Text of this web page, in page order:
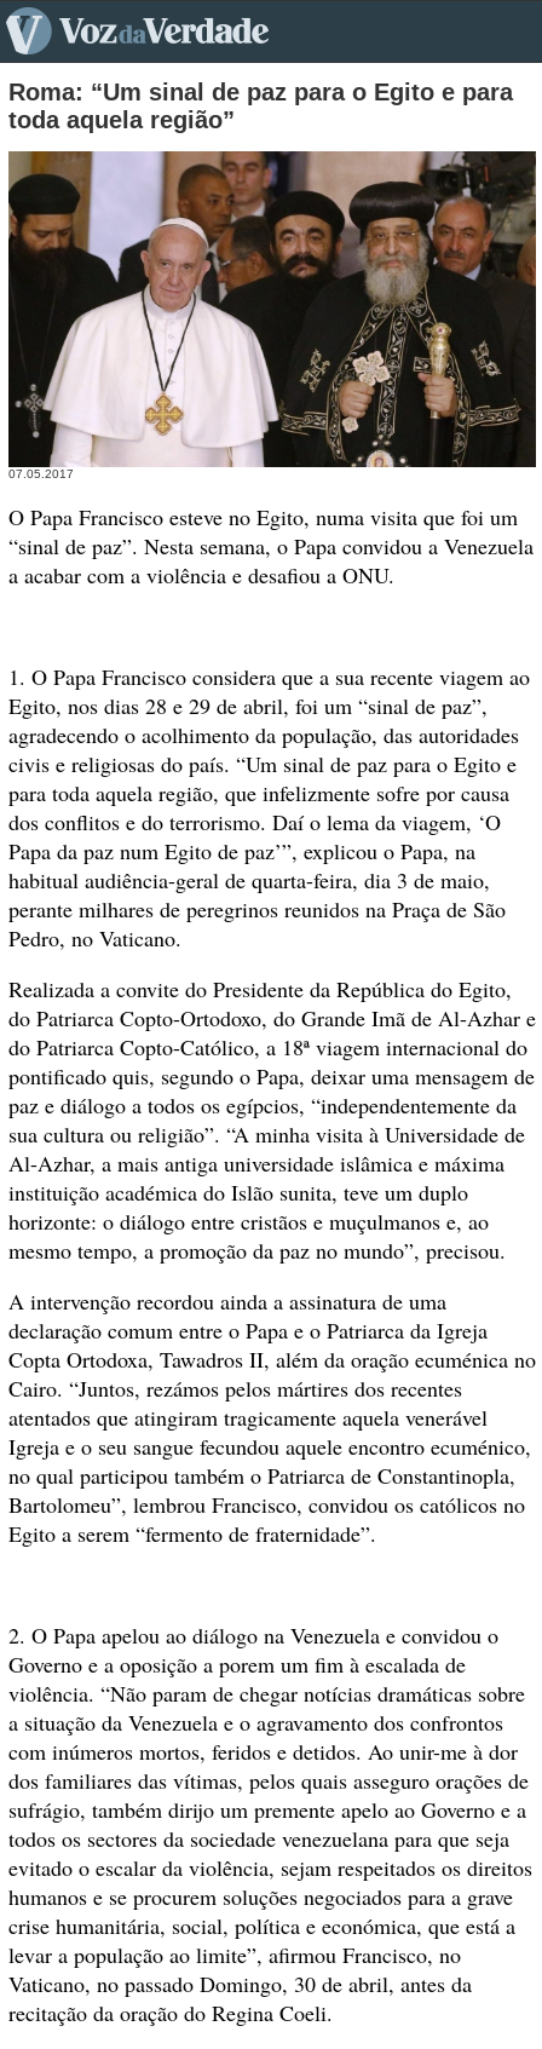
Roma: “Um sinal de paz para o Egito e para
toda aquela região”
07.05.2017
O Papa Francisco esteve no Egito, numa visita que foi um
“sinal de paz”. Nesta semana, o Papa convidou a Venezuela
a acabar com a violência e desafiou a ONU.
1. O Papa Francisco considera que a sua recente viagem ao
Egito, nos dias 28 e 29 de abril, foi um “sinal de paz”,
agradecendo o acolhimento da população, das autoridades
civis e religiosas do país. “Um sinal de paz para o Egito e
para toda aquela região, que infelizmente sofre por causa
dos conflitos e do terrorismo. Daí o lema da viagem, ‘O
Papa da paz num Egito de paz’”, explicou o Papa, na
habitual audiência-geral de quarta-feira, dia 3 de maio,
perante milhares de peregrinos reunidos na Praça de São
Pedro, no Vaticano.
Realizada a convite do Presidente da República do Egito,
do Patriarca Copto-Ortodoxo, do Grande Imã de Al-Azhar e
do Patriarca Copto-Católico, a 18ª viagem internacional do
pontificado quis, segundo o Papa, deixar uma mensagem de
paz e diálogo a todos os egípcios, “independentemente da
sua cultura ou religião”. “A minha visita à Universidade de
Al-Azhar, a mais antiga universidade islâmica e máxima
instituição académica do Islão sunita, teve um duplo
horizonte: o diálogo entre cristãos e muçulmanos e, ao
mesmo tempo, a promoção da paz no mundo”, precisou.
A intervenção recordou ainda a assinatura de uma
declaração comum entre o Papa e o Patriarca da Igreja
Copta Ortodoxa, Tawadros II, além da oração ecuménica no
Cairo. “Juntos, rezámos pelos mártires dos recentes
atentados que atingiram tragicamente aquela venerável
Igreja e o seu sangue fecundou aquele encontro ecuménico,
no qual participou também o Patriarca de Constantinopla,
Bartolomeu”, lembrou Francisco, convidou os católicos no
Egito a serem “fermento de fraternidade”.
2. O Papa apelou ao diálogo na Venezuela e convidou o
Governo e a oposição a porem um fim à escalada de
violência. “Não param de chegar notícias dramáticas sobre
a situação da Venezuela e o agravamento dos confrontos
com inúmeros mortos, feridos e detidos. Ao unir-me à dor
dos familiares das vítimas, pelos quais asseguro orações de
sufrágio, também dirijo um premente apelo ao Governo e a
todos os sectores da sociedade venezuelana para que seja
evitado o escalar da violência, sejam respeitados os direitos
humanos e se procurem soluções negociados para a grave
crise humanitária, social, política e económica, que está a
levar a população ao limite”, afirmou Francisco, no
Vaticano, no passado Domingo, 30 de abril, antes da
recitação da oração do Regina Coeli.